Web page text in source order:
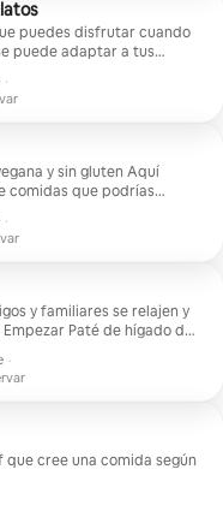
- Aceite de limón
- Frutos del bosque
puedes disfrutar cuando
puede adaptar a tus
·
y sin gluten Aquí
comidas que podrías
Empezar
Principal 2
de temporada, zanahorias
con trufa y tomillo
·
y familiares se relajen y
Ostras escalfadas
Miel de
·
cree una comida según